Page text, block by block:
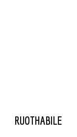
RUOTHABILE